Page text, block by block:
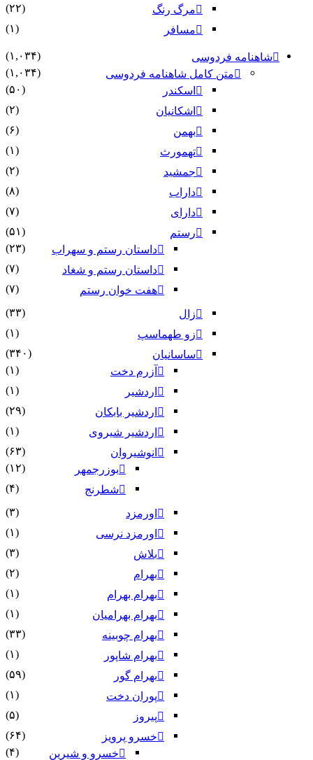
مرگ رنگ
(۲۲)
مسافر
(۱)
شاهنامه فردوسی
(۱,۰۳۴)
متن کامل شاهنامه فردوسی
(۱,۰۳۴)
اسکندر
(۵۰)
اشکانیان
(۲)
بهمن
(۶)
تهمورث
(۱)
جمشید
(۲)
داراب
(۸)
دارای
(۷)
رستم
(۵۱)
داستان رستم و سهراب
(۲۳)
داستان رستم و شغاد
(۷)
هفت خوان رستم‏
(۷)
زال
(۳۳)
زو طهماسپ‏
(۱)
ساسانیان
(۳۴۰)
آزرم دخت
(۱)
اردشیر
(۱)
اردشیر بابکان
(۲۹)
اردشیر شیروی
(۱)
انوشیروان
(۶۳)
بوزرجمهر
(۱۲)
شطرنج
(۴)
اورمزد
(۳)
اورمزد نرسى‏
(۱)
بلاش
(۳)
بهرام
(۲)
بهرام بهرام
(۱)
بهرام بهرامیان‏
(۱)
بهرام چوبینه
(۳۳)
بهرام شاپور
(۱)
بهرام گور
(۵۹)
پوران دخت
(۱)
پیروز
(۵)
خسرو پرویز
(۶۴)
خسرو و شیرین
(۴)